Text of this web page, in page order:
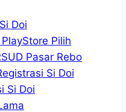
Doi
Pilih
Pasar Rebo
Si Doi
Si Doi